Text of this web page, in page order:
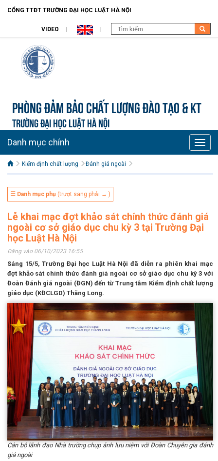
CỔNG TTĐT TRƯỜNG ĐẠI HỌC LUẬT HÀ NỘI
VIDEO
Phòng Đảm bảo chất lượng đào tạo & KT
TRƯỜNG ĐẠI HỌC LUẬT HÀ NỘI
Toggle
Danh mục chính
Kiểm định chất lượng Đánh giá ngoài
☰ Danh mục phụ (trượt sang phải → )
Lễ khai mạc đợt khảo sát chính thức đánh giá
ngoài cơ sở giáo dục chu kỳ 3 tại Trường Đại
học Luật Hà Nội
Đăng vào 06/10/2023 16:55
Sáng 15/5, Trường Đại học Luật Hà Nội đã diễn ra phiên khai mạc
đợt khảo sát chính thức đánh giá ngoài cơ sở giáo dục chu kỳ 3 với
Đoàn Đánh giá ngoài (ĐGN) đến từ Trung tâm Kiểm định chất lượng
giáo dục (KĐCLGD) Thăng Long.
Cán bộ lãnh đạo Nhà trường chụp ảnh lưu niệm với Đoàn Chuyên gia đánh
giá ngoài